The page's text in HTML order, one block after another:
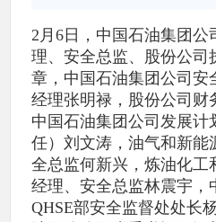
2月6日，中国石油集团
理、安全总监、股份公司
章，中国石油集团公司安
经理张明禄，股份公司财
中国石油集团公司发展计
任）刘文涛，油气和新能
全总监何新兴，炼油化工
经理、安全总监林震宇，
QHSE部安全监督处处长